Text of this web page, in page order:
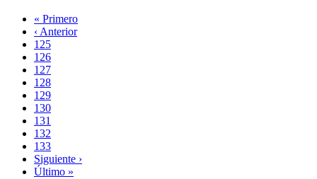
Paginación
Primera
página
« Primero
Página
anterior
‹ Anterior
Page
125
Page
126
Page
127
Page
128
Página
actual
129
Page
130
Page
131
Page
132
Page
133
Siguiente
página
Siguiente ›
Última
Último »